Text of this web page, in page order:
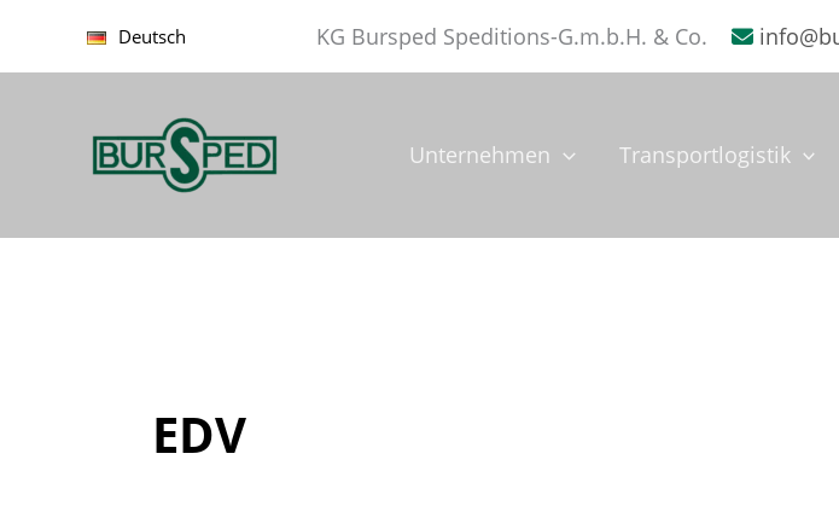
Deutsch KG Bursped Speditions-G.m.b.H. & Co.
Unternehmen Transportlogistik
EDV